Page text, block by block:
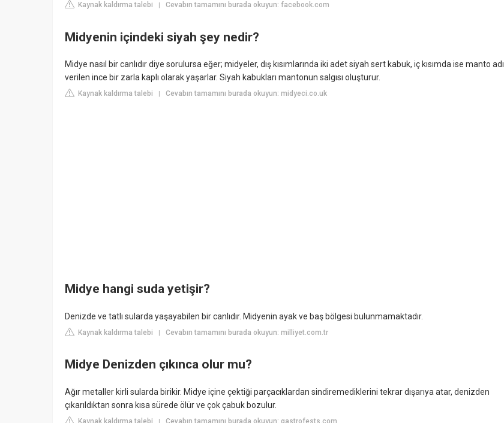
Kaynak kaldırma talebi Cevabın tamamını burada okuyun: facebook.com
Midyenin içindeki siyah şey nedir?
Midye nasıl bir canlıdır diye sorulursa eğer; midyeler, dış kısımlarında iki adet siyah sert kabuk, iç kısımda ise manto adı
verilen ince bir zarla kaplı olarak yaşarlar. Siyah kabukları mantonun salgısı oluşturur.
Kaynak kaldırma talebi Cevabın tamamını burada okuyun: midyeci.co.uk
Midye hangi suda yetişir?
Denizde ve tatlı sularda yaşayabilen bir canlıdır. Midyenin ayak ve baş bölgesi bulunmamaktadır.
Kaynak kaldırma talebi | Cevabın tamamını burada okuyun: milliyet.com.tr
Midye Denizden çıkınca olur mu?
Ağır metaller kirli sularda birikir. Midye içine çektiği parçacıklardan sindiremediklerini tekrar dışarıya atar, denizden
çıkarıldıktan sonra kısa sürede ölür ve çok çabuk bozulur.
Kaynak kaldırma talebi | Cevabın tamamını burada okuyun: gastrofests.com